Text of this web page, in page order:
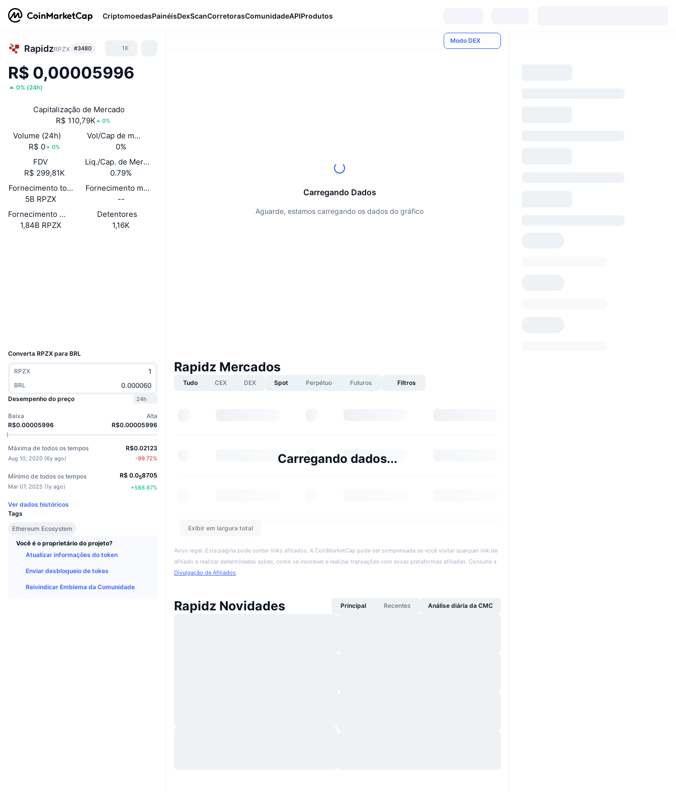
CriptomoedasPainéisDexScanCorretorasComunidadeAPIProdutos
RapidzRPZX #3480 1K
R$ 0,00005996
0% (24h)
Capitalização de Mercado
R$ 110,79K
0%
Volume (24h)
R$ 0
0%
Vol/Cap de mercado (24h)
0%
FDV
R$ 299,81K
Liq./Cap. de Mercado
0.79%
Fornecimento total
5B RPZX
Fornecimento máximo
--
Fornecimento em circulação
1,84B RPZX
Detentores
1,16K
Converta RPZX para BRL
RPZX
BRL
Desempenho do preço
24h
Baixa
R$0.00005996
Alta
R$0.00005996
Máxima de todos os tempos
Aug 10, 2020 (6y ago)
R$0.02123
-99.72%
Mínimo de todos os tempos
Mar 07, 2025 (1y ago)
R$ 0.058705
+588.87%
Ver dados históricos
Tags
Ethereum Ecosystem
Você é o proprietário do projeto?
Atualizar informações do token
Enviar desbloqueio de tokes
Reivindicar Emblema da Comunidade
Modo DEX
Carregando Dados
Aguarde, estamos carregando os dados do gráfico
Rapidz Mercados
Tudo CEX DEX Spot Perpétuo Futuros Filtros
Carregando dados...
Exibir em largura total
Aviso legal: Esta página pode conter links afiliados. A CoinMarketCap pode ser compensada se você visitar qualquer link de
afiliado e realizar determinadas ações, como se inscrever e realizar transações com essas plataformas afiliadas. Consulte a
Divulgação de Afiliados.
Rapidz Novidades Principal Recentes Análise diária da CMC